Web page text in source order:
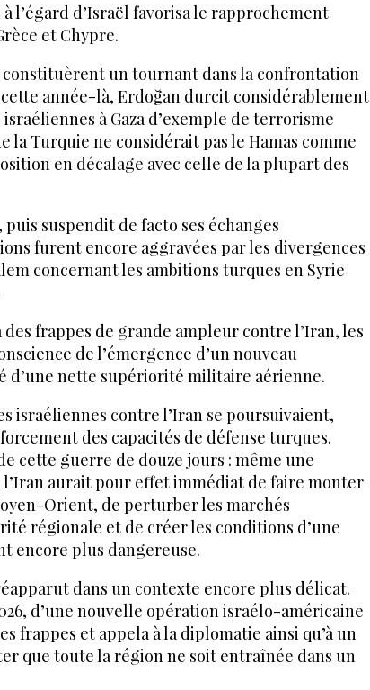
l’égard d’Israël favorisa le rapprochement
et Chypre.
constituèrent un tournant dans la confrontation
année-là, Erdoğan durcit considérablement
à Gaza d’exemple de terrorisme
la Turquie ne considérait pas le Hamas comme
en décalage avec celle de la plupart des
suspendit de facto ses échanges
furent encore aggravées par les divergences
concernant les ambitions turques en Syrie
des frappes de grande ampleur contre l’Iran, les
de l’émergence d’un nouveau
d’une nette supériorité militaire aérienne.
israéliennes contre l’Iran se poursuivaient,
des capacités de défense turques.
cette guerre de douze jours : même une
aurait pour effet immédiat de faire monter
Orient, de perturber les marchés
régionale et de créer les conditions d’une
encore plus dangereuse.
dans un contexte encore plus délicat.
d’une nouvelle opération israélo-américaine
frappes et appela à la diplomatie ainsi qu’à un
que toute la région ne soit entraînée dans un